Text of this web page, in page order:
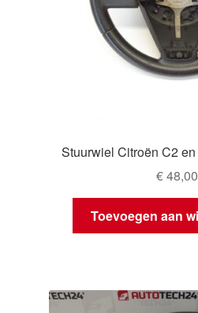
Stuurwiel Citroën C2
€48,00
Toevoegen aan